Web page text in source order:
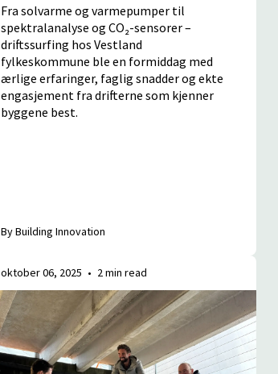
Fra solvarme og varmepumper til
spektralanalyse og CO₂-sensorer –
driftssurfing hos Vestland
fylkeskommune ble en formiddag med
ærlige erfaringer, faglig snadder og ekte
engasjement fra drifterne som kjenner
byggene best.
By Building Innovation
oktober 06, 2025 • 2 min read